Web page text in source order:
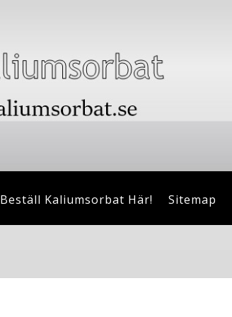
Beställ Kaliumsorbat Här! Sitemap